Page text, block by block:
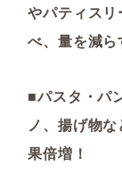
やパティス
べ、量を減ら
■パスタ・パ
ノ、揚げ物
果倍増！